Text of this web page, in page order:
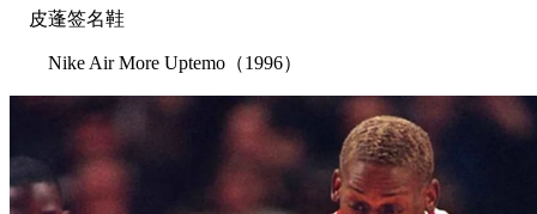
皮蓬签名鞋
Nike Air More Uptemo（1996）